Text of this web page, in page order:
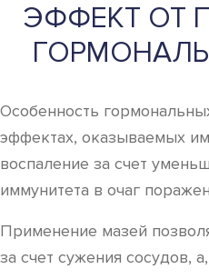
ЭФФЕКТ ОТ
Особенность
эффектах, оказываемых
воспаление за счет
иммунитета в очаг
Применение мазей
за счет сужения сосудов,